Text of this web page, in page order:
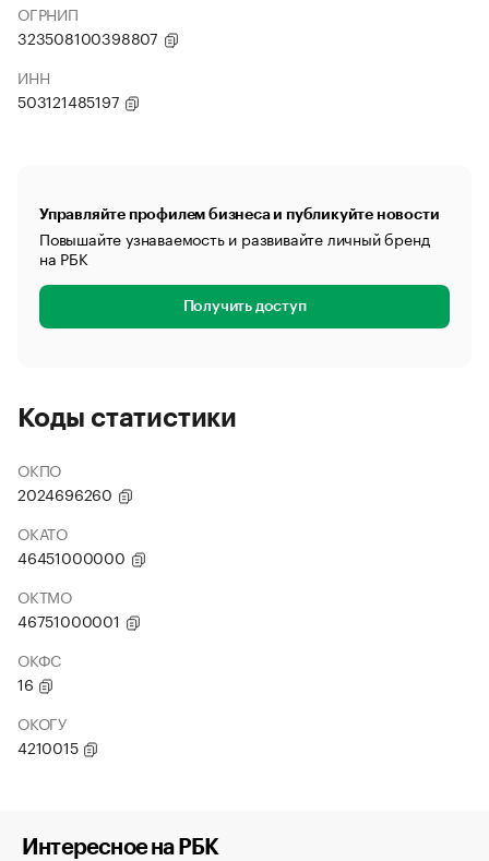
ОГРНИП
323508100398807
ИНН
503121485197
Управляйте профилем бизнеса и публикуйте новости
Повышайте узнаваемость и развивайте личный бренд
на РБК
Получить доступ
Коды статистики
ОКПО
2024696260
ОКАТО
46451000000
ОКТМО
46751000001
ОКФС
16
ОКОГУ
4210015
Интересное на РБК